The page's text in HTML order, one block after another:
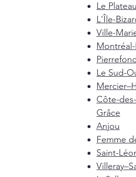
Le
L'Île-
Ville-
Le Sud-
Côte-
Grâce
Anjou
Femme
Saint-